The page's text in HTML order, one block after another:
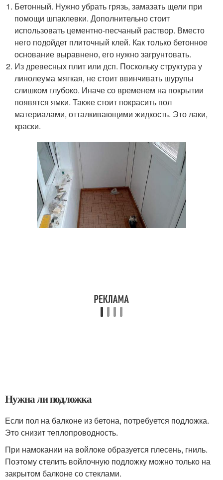
Бетонный. Нужно убрать грязь, замазать щели при
помощи шпаклевки. Дополнительно стоит
использовать цементно-песчаный раствор. Вместо
него подойдет плиточный клей. Как только бетонное
основание выравнено, его нужно загрунтовать.
Из древесных плит или дсп. Поскольку структура у
линолеума мягкая, не стоит ввинчивать шурупы
слишком глубоко. Иначе со временем на покрытии
появятся ямки. Также стоит покрасить пол
материалами, отталкивающими жидкость. Это лаки,
краски.
Нужна ли подложка
Если пол на балконе из бетона, потребуется подложка.
Это снизит теплопроводность.
При намокании на войлоке образуется плесень, гниль.
Поэтому стелить войлочную подложку можно только на
закрытом балконе со стеклами.